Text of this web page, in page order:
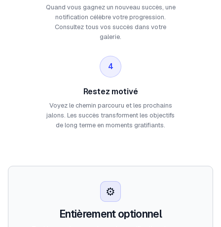
Quand vous gagnez un nouveau succès, une
notification célèbre votre progression.
Consultez tous vos succès dans votre
galerie.
4
Restez motivé
Voyez le chemin parcouru et les prochains
jalons. Les succès transforment les objectifs
de long terme en moments gratifiants.
⚙️
Entièrement optionnel